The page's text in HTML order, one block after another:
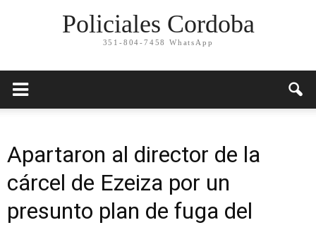
Policiales Cordoba
351-804-7458 WhatsApp
Apartaron al director de la
cárcel de Ezeiza por un
presunto plan de fuga del